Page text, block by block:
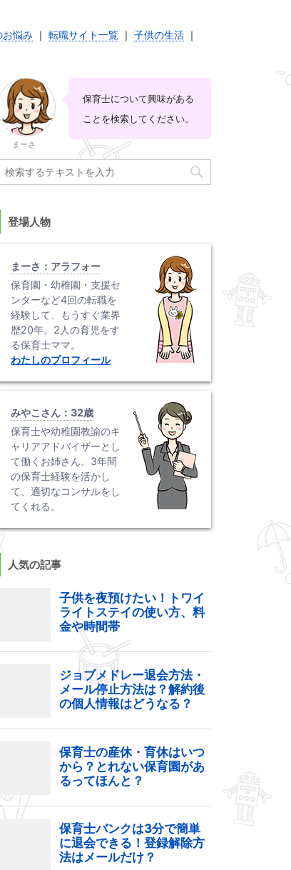
お悩み ｜ 転職サイト一覧 ｜ 子供の生活 ｜
まーさ
保育士について興味がある
ことを検索してください。
登場人物
まーさ：アラフォー
保育園・幼稚園・支援セ
ンターなど4回の転職を
経験して、もうすぐ業界
歴20年。2人の育児をす
る保育士ママ。
わたしのプロフィール
みやこさん：32歳
保育士や幼稚園教諭のキ
ャリアアドバイザーとし
て働くお姉さん。3年間
の保育士経験を活かし
て、適切なコンサルをし
てくれる。
人気の記事